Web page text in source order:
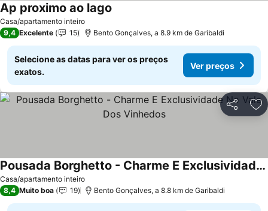
Casa/apartamento inteiro
Ap proximo ao lago
9,4 Excelente 15 Bento Gonçalves, a 8.9 km de Garibaldi
Selecione as datas para ver os preços
exatos.
Ver preços
Partilhar
Casa/apartamento inteiro
Pousada Borghetto - Charme E Exclusividade No Vale Dos Vinhedos
8,4 Muito boa 19 Bento Gonçalves, a 8.8 km de Garibaldi